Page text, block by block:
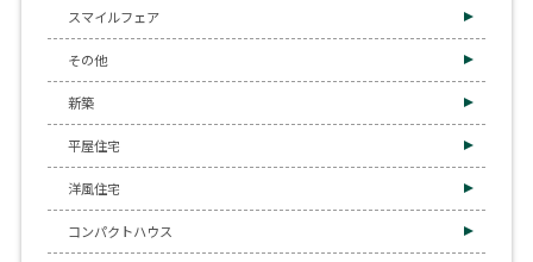
スマイルフェア
その他
新築
平屋住宅
洋風住宅
コンパクトハウス